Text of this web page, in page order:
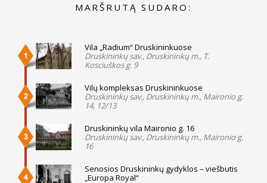
MARŠRUTĄ SUDARO:
Vila „Radium“ Druskininkuose
Druskininkų sav., Druskininkų m., T.
Kosciuškos g. 9
Vilų kompleksas Druskininkuose
Druskininkų sav., Druskininkų m., Maironio g.
14, 12/13
Druskininkų vila Maironio g. 16
Druskininkų sav., Druskininkų m., Maironio g.
16
Senosios Druskininkų gydyklos – viešbutis
„Europa Royal“